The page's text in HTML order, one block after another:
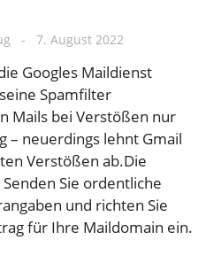
- 7. August 2022
Googles Maildienst
Spamfilter
Mails bei Verstößen nur
– neuerdings lehnt Gmail
Verstößen ab.Die
Sie ordentliche
und richten Sie
für Ihre Maildomain ein.